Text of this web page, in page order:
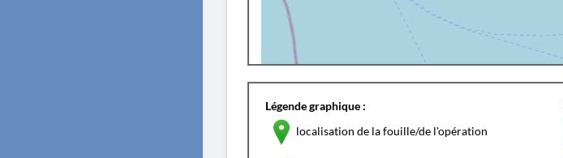
Légende graphique :
localisation de la fouille/de l'opération